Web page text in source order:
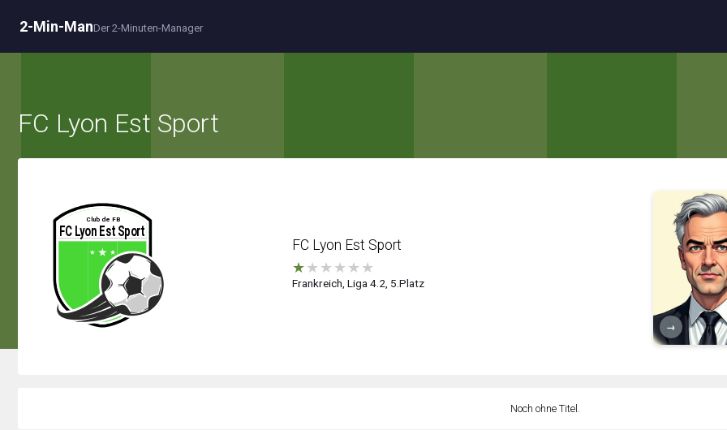
2-Min-ManDer 2-Minuten-Manager
FC Lyon Est Sport
FC Lyon Est Sport
★★ ★ ★ ★ ★
Frankreich, Liga 4.2, 5.Platz
→
Noch ohne Titel.